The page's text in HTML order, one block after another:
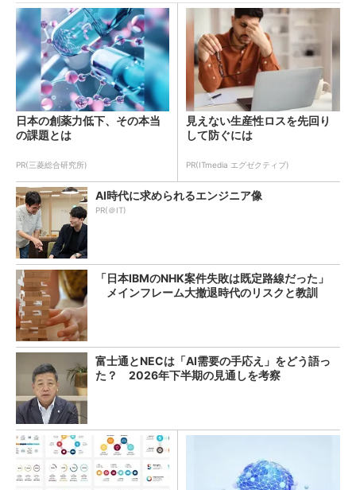
日本の創薬力低下、その本当
の課題とは
PR(三菱総合研究所)
見えない生産性ロスを先回り
して防ぐには
PR(ITmedia エグゼクティブ)
AI時代に求められるエンジニア像
PR(＠IT)
「日本IBMのNHK案件失敗は既定路線だった」
メインフレーム大撤退時代のリスクと教訓
富士通とNECは「AI需要の手応え」をどう語っ
た？ 2026年下半期の見通しを考察